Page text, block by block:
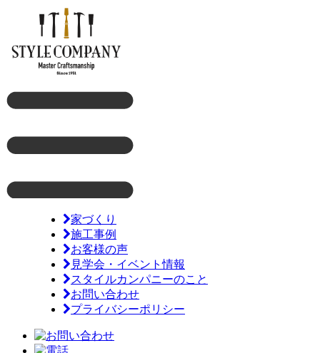
家づくり
施工事例
お客様の声
見学会・イベント情報
スタイルカンパニーのこと
お問い合わせ
プライバシーポリシー